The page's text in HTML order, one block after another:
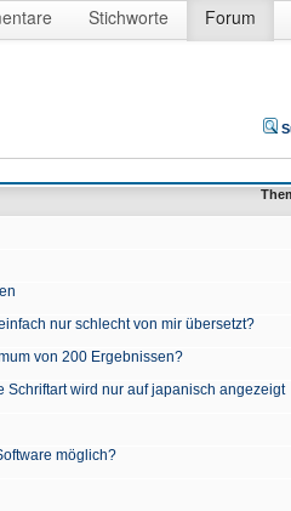
Stichworte Forum
nur schlecht von mir übersetzt?
von 200 Ergebnissen?
wird nur auf japanisch angezeigt
möglich?